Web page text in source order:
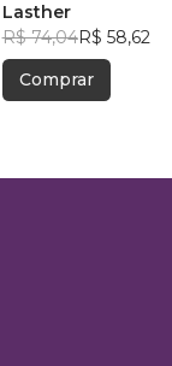
Lasther
R$ 74,04R$ 58,62
Comprar